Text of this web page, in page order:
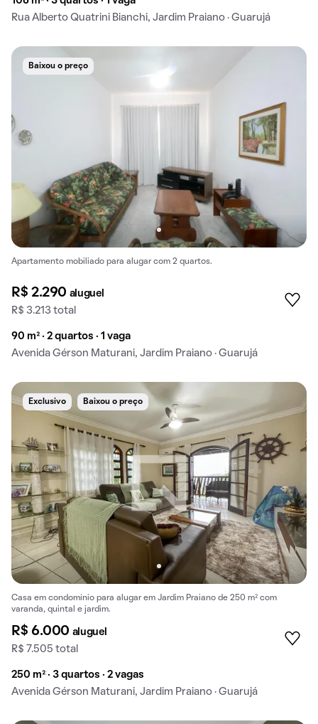
Rua Alberto Quatrini Bianchi, Jardim Praiano · Guarujá
Baixou o preço
Apartamento mobiliado para alugar com 2 quartos.
R$ 2.290 aluguel
R$ 3.213 total
90 m² · 2 quartos · 1 vaga
Avenida Gérson Maturani, Jardim Praiano · Guarujá
Exclusivo Baixou o preço
Casa em condomínio para alugar em Jardim Praiano de 250 m² com
varanda, quintal e jardim.
R$ 6.000 aluguel
R$ 7.505 total
250 m² · 3 quartos · 2 vagas
Avenida Gérson Maturani, Jardim Praiano · Guarujá